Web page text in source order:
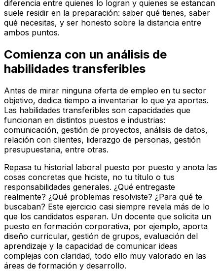
diferencia entre quienes lo logran y quienes se estancan
suele residir en la preparación: saber qué tienes, saber
qué necesitas, y ser honesto sobre la distancia entre
ambos puntos.
Comienza con un análisis de
habilidades transferibles
Antes de mirar ninguna oferta de empleo en tu sector
objetivo, dedica tiempo a inventariar lo que ya aportas.
Las habilidades transferibles son capacidades que
funcionan en distintos puestos e industrias:
comunicación, gestión de proyectos, análisis de datos,
relación con clientes, liderazgo de personas, gestión
presupuestaria, entre otras.
Repasa tu historial laboral puesto por puesto y anota las
cosas concretas que hiciste, no tu título o tus
responsabilidades generales. ¿Qué entregaste
realmente? ¿Qué problemas resolviste? ¿Para qué te
buscaban? Este ejercicio casi siempre revela más de lo
que los candidatos esperan. Un docente que solicita un
puesto en formación corporativa, por ejemplo, aporta
diseño curricular, gestión de grupos, evaluación del
aprendizaje y la capacidad de comunicar ideas
complejas con claridad, todo ello muy valorado en las
áreas de formación y desarrollo.